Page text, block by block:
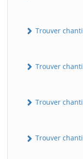
Trouver
Trouver
Trouver
Trouver